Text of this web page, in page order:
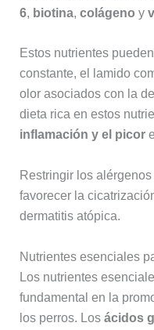
6, biotina, colágeno y
Estos nutrientes
constante, el lamido
olor asociados con la
dieta rica en estos
inflamación y el picor
Restringir los
favorecer la
dermatitis atópica.
Nutrientes esenciales
Los nutrientes
fundamental en la
los perros. Los ácidos